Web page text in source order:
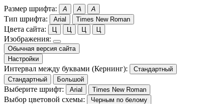
Размер шрифта: A A A
Тип шрифта: Arial Times New Roman
Цвета сайта: Ц Ц Ц Ц
Изображения:
Обычная версия сайта
Настройки
Интервал между буквами (Кернинг):
Стандартный
Стандартный
Большой
Выберите шрифт: Arial Times New Roman
Выбор цветовой схемы:
Черным по белому